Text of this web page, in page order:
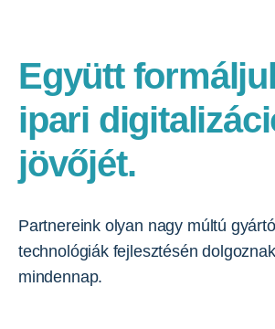
Együtt
ipari
jövőjét.
Partnereink olyan nagy múltú
technológiák fejlesztésén
mindennap.